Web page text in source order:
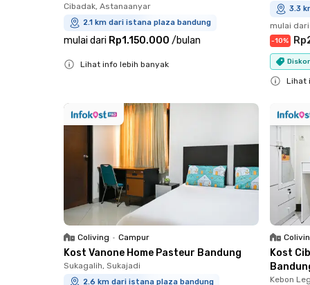
Cibadak, Astanaanyar
2.1 km dari istana plaza bandung
mulai dari Rp1.150.000 /bulan
Lihat info lebih banyak
3.3
mulai dari
-10%
Lihat
Coliving • Campur
Kost Vanone Home Pasteur Bandung
Sukagalih, Sukajadi
2.6 km dari istana plaza bandung
Kost
Kebon